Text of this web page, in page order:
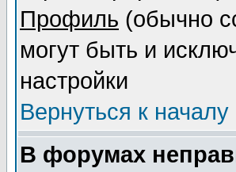
Профиль (обычно
могут быть и
настройки
Вернуться к началу
В форумах